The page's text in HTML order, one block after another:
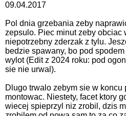
09.04.2017
Pol dnia grzebania zeby
zepsulo. Piec minut zeby obciac
niepotrzebny zderzak z tylu.
bedzie spawany, bo pod
wylot (Edit z 2024 roku: pod
sie nie urwal).
Dlugo trwalo zebym sie w koncu
montowac. Niestety, facet ktory
wiecej spieprzyl niz zrobil, dzis